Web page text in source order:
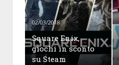
02/03/2018
Square Enix,
giochi in sconto
su Steam